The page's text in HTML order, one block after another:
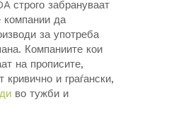
строго забрануваат
компании да
за употреба
Компаниите кои
на прописите,
кривично и граѓански,
во тужби и